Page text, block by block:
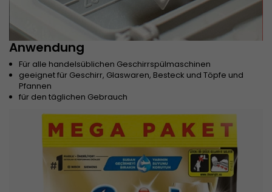
Anwendung
Für alle handelsüblichen Geschirrspülmaschinen
geeignet für Geschirr, Glaswaren, Besteck und Töpfe und
Pfannen
für den täglichen Gebrauch